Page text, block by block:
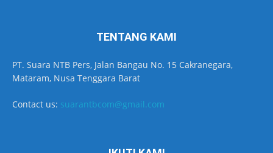
TENTANG KAMI
PT. Suara NTB Pers, Jalan Bangau No. 15 Cakranegara,
Mataram, Nusa Tenggara Barat
Contact us: suarantbcom@gmail.com